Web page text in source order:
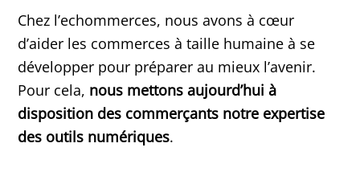
Chez l’echommerces, nous avons à cœur
d’aider les commerces à taille humaine à se
développer pour préparer au mieux l’avenir.
Pour cela, nous mettons aujourd’hui à
disposition des commerçants notre expertise
des outils numériques.